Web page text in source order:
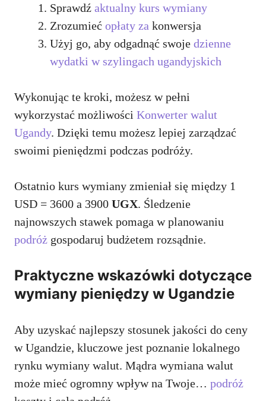
Sprawdź aktualny kurs wymiany
Zrozumieć opłaty za konwersja
Użyj go, aby odgadnąć swoje dzienne
wydatki w szylingach ugandyjskich
Wykonując te kroki, możesz w pełni
wykorzystać możliwości Konwerter walut
Ugandy. Dzięki temu możesz lepiej zarządzać
swoimi pieniędzmi podczas podróży.
Ostatnio kurs wymiany zmieniał się między 1
USD = 3600 a 3900 UGX. Śledzenie
najnowszych stawek pomaga w planowaniu
podróż gospodaruj budżetem rozsądnie.
Praktyczne wskazówki dotyczące
wymiany pieniędzy w Ugandzie
Aby uzyskać najlepszy stosunek jakości do ceny
w Ugandzie, kluczowe jest poznanie lokalnego
rynku wymiany walut. Mądra wymiana walut
może mieć ogromny wpływ na Twoje… podróż